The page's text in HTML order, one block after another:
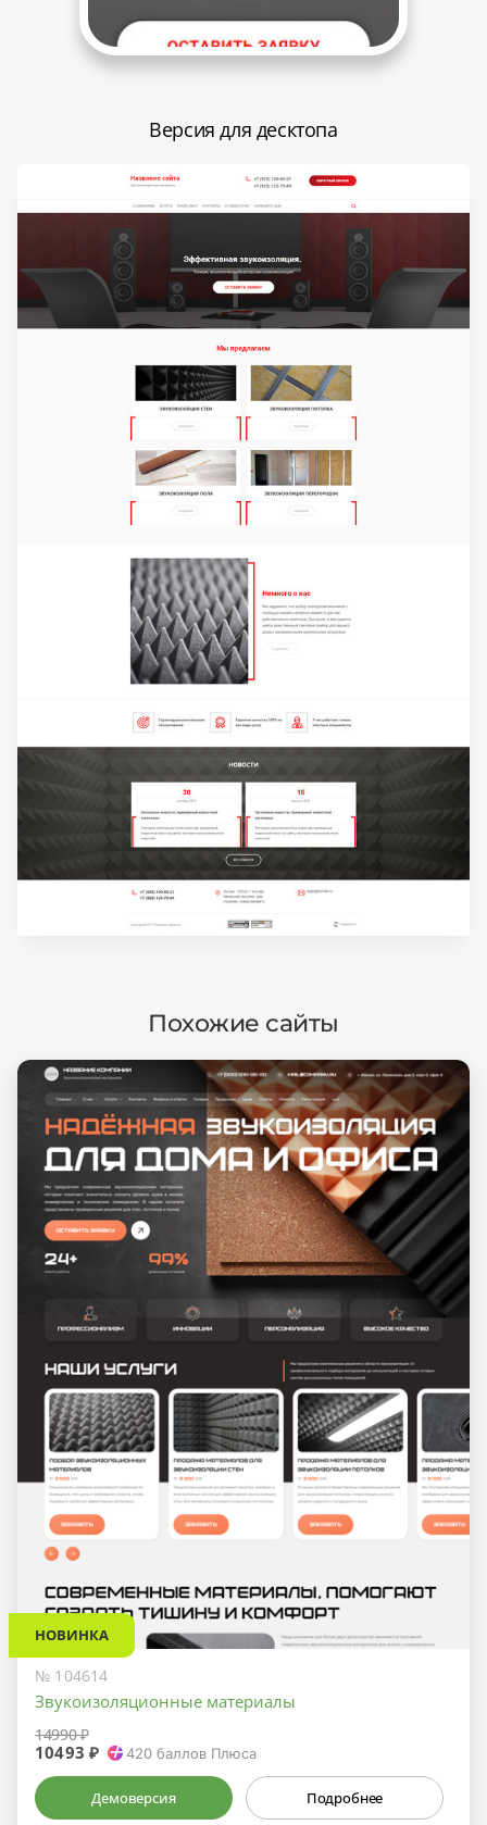
Версия для десктопа
Похожие сайты
НОВИНКА
№ 104614
Звукоизоляционные материалы
14990 ₽
10493 ₽ 420 баллов Плюса
Демоверсия Подробнее